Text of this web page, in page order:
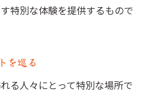
特別な体験を提供するもので
を巡る
る人々にとって特別な場所で